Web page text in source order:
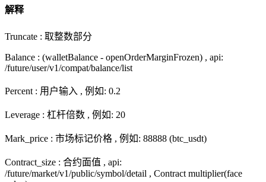
解释
Truncate : 取整数部分
Balance : (walletBalance - openOrderMarginFrozen) , api:
/future/user/v1/compat/balance/list
Percent : 用户输入 , 例如: 0.2
Leverage : 杠杆倍数 , 例如: 20
Mark_price : 市场标记价格 , 例如: 88888 (btc_usdt)
Contract_size : 合约面值 , api:
/future/market/v1/public/symbol/detail , Contract multiplier(face